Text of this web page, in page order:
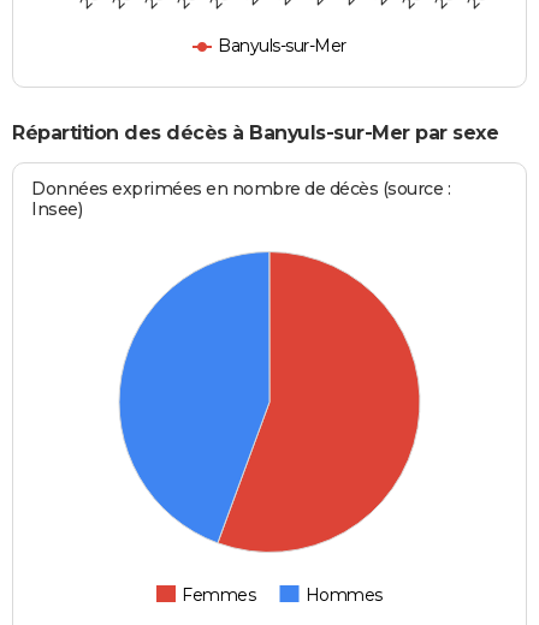
Banyuls-sur-Mer
Répartition des décès à Banyuls-sur-Mer par sexe
Données exprimées en nombre de décès (source :
Insee)
Femmes Hommes